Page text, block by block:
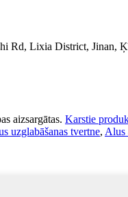
Rd, Lixia District, Jinan,
aizsargātas. Karstie
uzglabāšanas tvertne, Alus